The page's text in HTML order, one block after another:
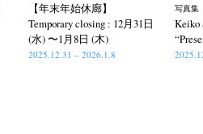
【年末年始休廊】
Temporary closing : 12月31日
(水) 〜1月8日 (木)
2025.12.31 – 2026.1.8
写真集
Keiko